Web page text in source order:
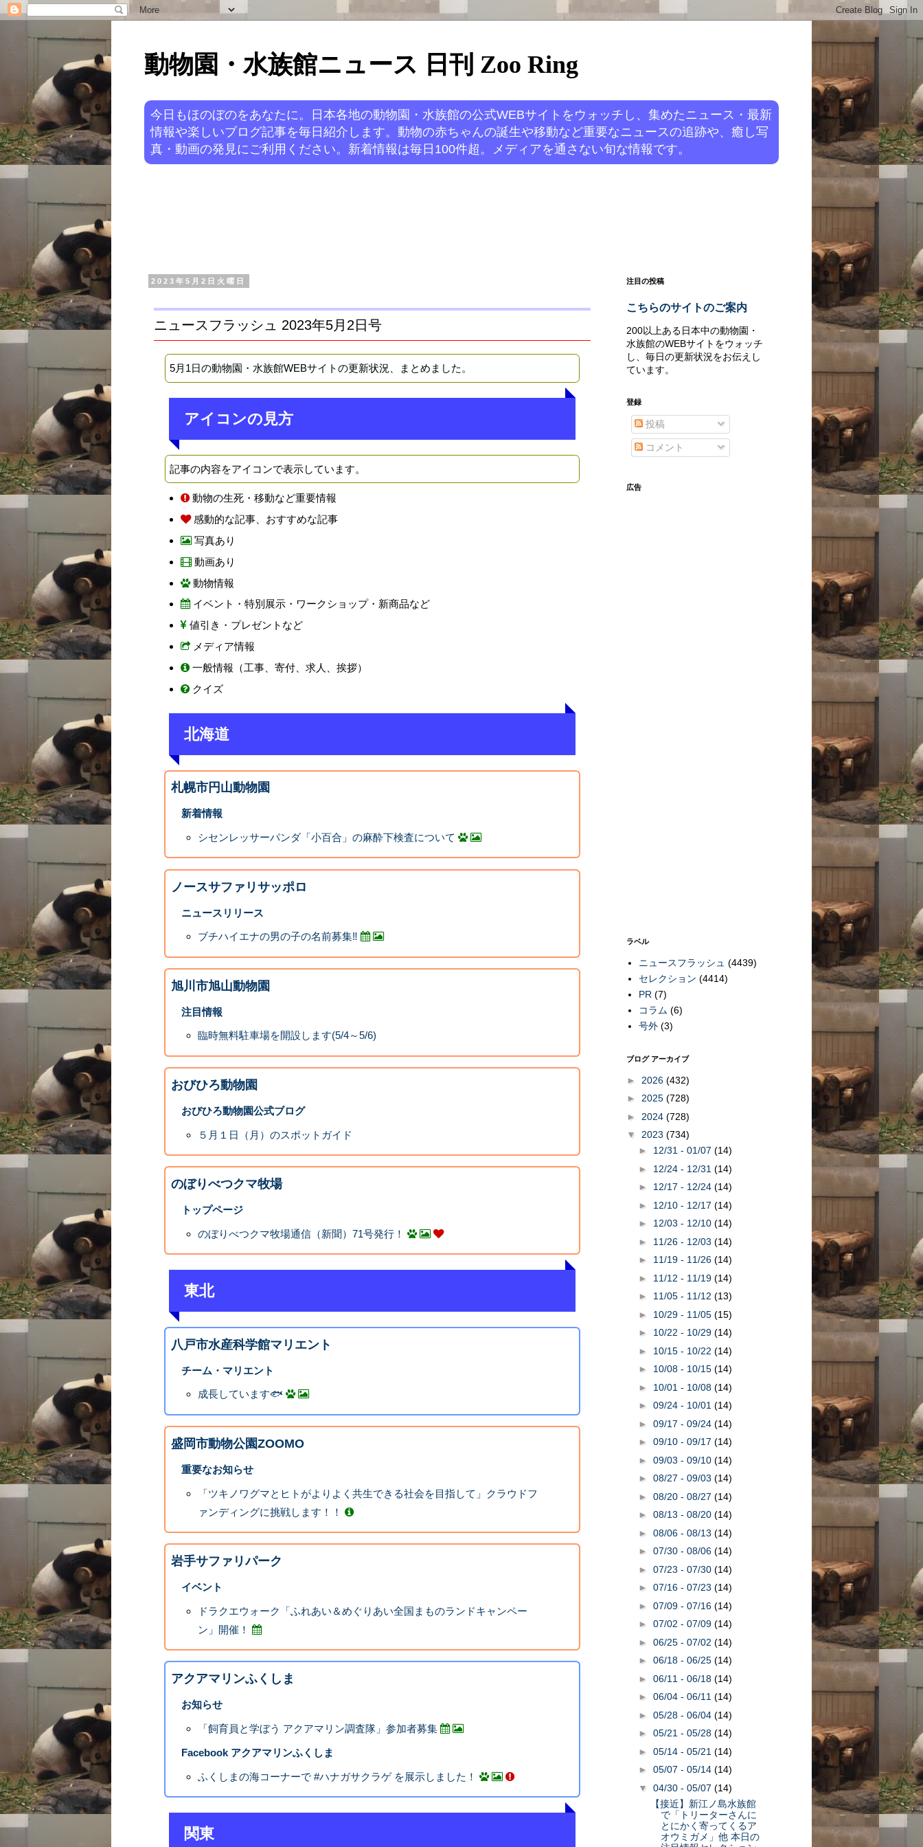
動物園・水族館ニュース 日刊 Zoo Ring
今日もほのぼのをあなたに。日本各地の動物園・水族館の公式WEBサイトをウォッチし、集めたニュース・最新
情報や楽しいブログ記事を毎日紹介します。動物の赤ちゃんの誕生や移動など重要なニュースの追跡や、癒し写
真・動画の発見にご利用ください。新着情報は毎日100件超。メディアを通さない旬な情報です。
2023年5月2日火曜日
ニュースフラッシュ 2023年5月2日号
5月1日の動物園・水族館WEBサイトの更新状況、まとめました。
アイコンの見方
記事の内容をアイコンで表示しています。
動物の生死・移動など重要情報
感動的な記事、おすすめな記事
写真あり
動画あり
動物情報
イベント・特別展示・ワークショップ・新商品など
値引き・プレゼントなど
メディア情報
一般情報（工事、寄付、求人、挨拶）
クイズ
北海道
札幌市円山動物園
新着情報
シセンレッサーパンダ「小百合」の麻酔下検査について
ノースサファリサッポロ
ニュースリリース
ブチハイエナの男の子の名前募集‼︎
旭川市旭山動物園
注目情報
臨時無料駐車場を開設します(5/4～5/6)
おびひろ動物園
おびひろ動物園公式ブログ
５月１日（月）のスポットガイド
のぼりべつクマ牧場
トップページ
のぼりべつクマ牧場通信（新聞）71号発行！
東北
八戸市水産科学館マリエント
チーム・マリエント
成長しています🐟
盛岡市動物公園ZOOMO
重要なお知らせ
「ツキノワグマとヒトがよりよく共生できる社会を目指して」クラウドフ
ァンディングに挑戦します！！
岩手サファリパーク
イベント
ドラクエウォーク「ふれあい＆めぐりあい全国まものランドキャンペー
ン」開催！
アクアマリンふくしま
お知らせ
「飼育員と学ぼう アクアマリン調査隊」参加者募集
Facebook アクアマリンふくしま
ふくしまの海コーナーで #ハナガサクラゲ を展示しました！
関東
注目の投稿
こちらのサイトのご案内
200以上ある日本中の動物園・
水族館のWEBサイトをウォッチ
し、毎日の更新状況をお伝えし
ています。
登録
投稿
コメント
広告
ラベル
ニュースフラッシュ (4439)
セレクション (4414)
PR (7)
コラム (6)
号外 (3)
ブログ アーカイブ
► 2026 (432)
► 2025 (728)
► 2024 (728)
▼ 2023 (734)
► 12/31 - 01/07 (14)
► 12/24 - 12/31 (14)
► 12/17 - 12/24 (14)
► 12/10 - 12/17 (14)
► 12/03 - 12/10 (14)
► 11/26 - 12/03 (14)
► 11/19 - 11/26 (14)
► 11/12 - 11/19 (14)
► 11/05 - 11/12 (13)
► 10/29 - 11/05 (15)
► 10/22 - 10/29 (14)
► 10/15 - 10/22 (14)
► 10/08 - 10/15 (14)
► 10/01 - 10/08 (14)
► 09/24 - 10/01 (14)
► 09/17 - 09/24 (14)
► 09/10 - 09/17 (14)
► 09/03 - 09/10 (14)
► 08/27 - 09/03 (14)
► 08/20 - 08/27 (14)
► 08/13 - 08/20 (14)
► 08/06 - 08/13 (14)
► 07/30 - 08/06 (14)
► 07/23 - 07/30 (14)
► 07/16 - 07/23 (14)
► 07/09 - 07/16 (14)
► 07/02 - 07/09 (14)
► 06/25 - 07/02 (14)
► 06/18 - 06/25 (14)
► 06/11 - 06/18 (14)
► 06/04 - 06/11 (14)
► 05/28 - 06/04 (14)
► 05/21 - 05/28 (14)
► 05/14 - 05/21 (14)
► 05/07 - 05/14 (14)
▼ 04/30 - 05/07 (14)
【接近】新江ノ島水族館
で「トリーターさんに
とにかく寄ってくるア
オウミガメ」他 本日の